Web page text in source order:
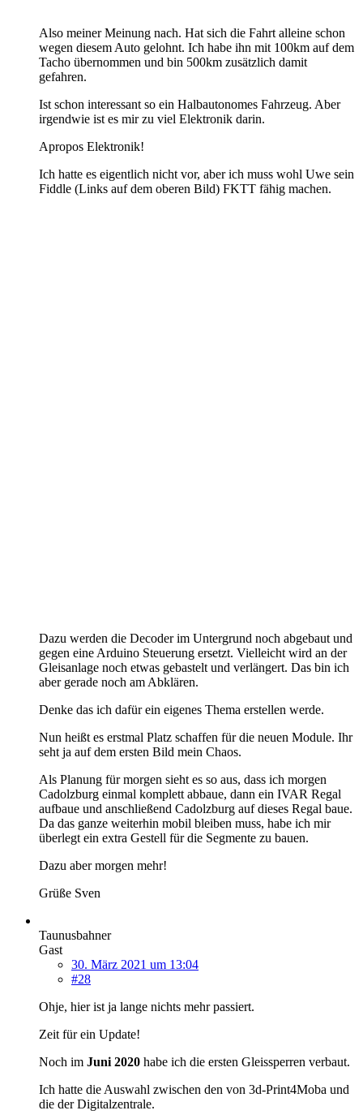
Also meiner Meinung nach. Hat sich die Fahrt alleine schon
wegen diesem Auto gelohnt. Ich habe ihn mit 100km auf dem
Tacho übernommen und bin 500km zusätzlich damit
gefahren.
Ist schon interessant so ein Halbautonomes Fahrzeug. Aber
irgendwie ist es mir zu viel Elektronik darin.
Apropos Elektronik!
Ich hatte es eigentlich nicht vor, aber ich muss wohl Uwe sein
Fiddle (Links auf dem oberen Bild) FKTT fähig machen.
Dazu werden die Decoder im Untergrund noch abgebaut und
gegen eine Arduino Steuerung ersetzt. Vielleicht wird an der
Gleisanlage noch etwas gebastelt und verlängert. Das bin ich
aber gerade noch am Abklären.
Denke das ich dafür ein eigenes Thema erstellen werde.
Nun heißt es erstmal Platz schaffen für die neuen Module. Ihr
seht ja auf dem ersten Bild mein Chaos.
Als Planung für morgen sieht es so aus, dass ich morgen
Cadolzburg einmal komplett abbaue, dann ein IVAR Regal
aufbaue und anschließend Cadolzburg auf dieses Regal baue.
Da das ganze weiterhin mobil bleiben muss, habe ich mir
überlegt ein extra Gestell für die Segmente zu bauen.
Dazu aber morgen mehr!
Grüße Sven
Taunusbahner
Gast
30. März 2021 um 13:04
#28
Ohje, hier ist ja lange nichts mehr passiert.
Zeit für ein Update!
Noch im Juni 2020 habe ich die ersten Gleissperren verbaut.
Ich hatte die Auswahl zwischen den von 3d-Print4Moba und
die der Digitalzentrale.